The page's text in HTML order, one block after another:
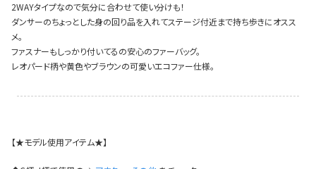
2WAYタイプなので気分に合わせて使い分けも！
ダンサーのちょっとした身の回り品を入れてステージ付近まで持ち歩きにオスス
メ。
ファスナーもしっかり付いてるの安心のファーバッグ。
レオパード柄や黄色やブラウンの可愛いエコファー仕様。
【★モデル使用アイテム★】